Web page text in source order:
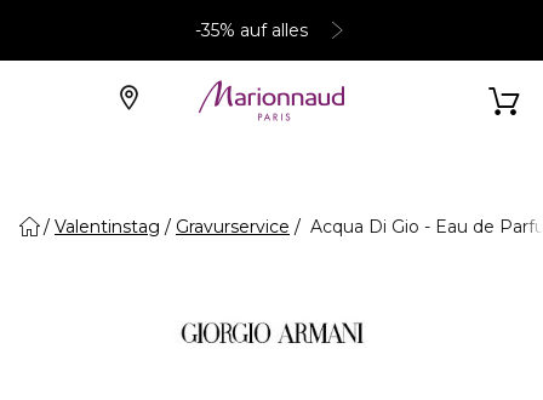
-35% auf alles
Valentinstag Gravurservice Acqua Di Gio - Eau de